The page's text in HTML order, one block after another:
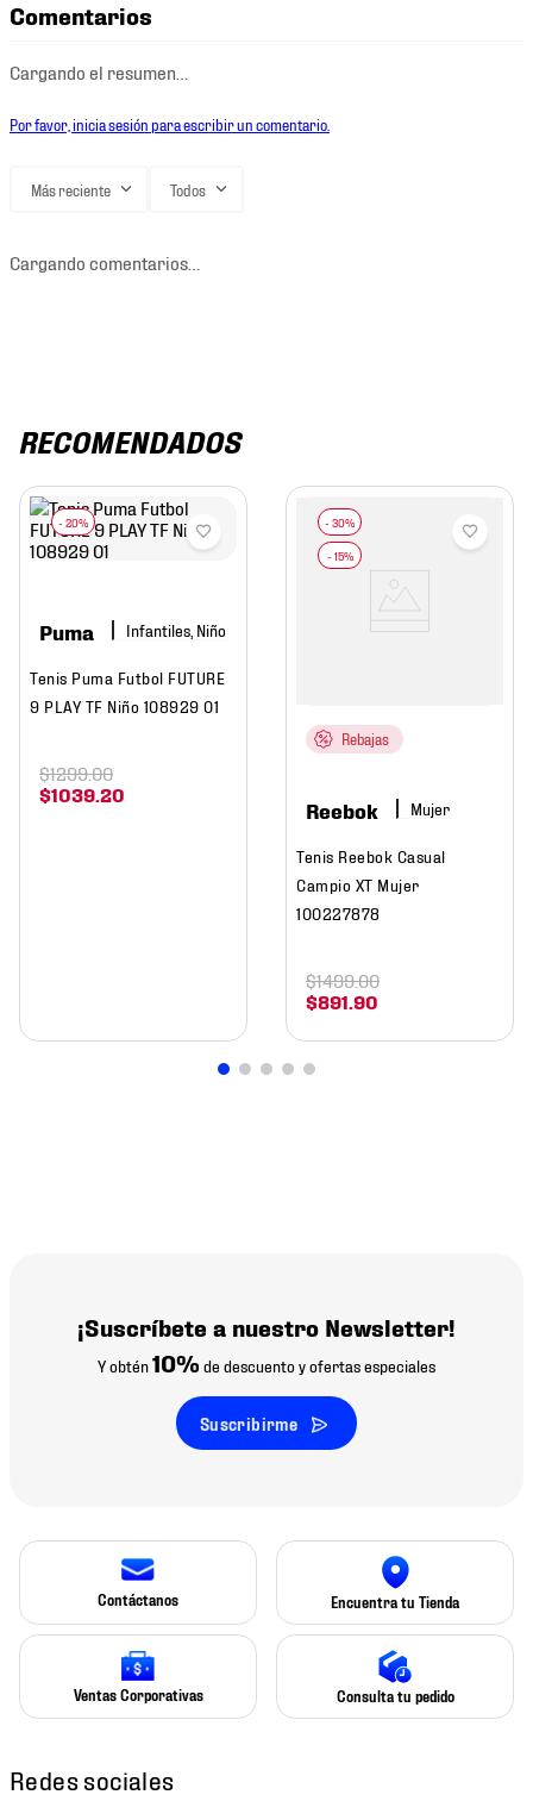
Comentarios
Cargando el resumen…
Por favor, inicia sesión para escribir un comentario.
Más reciente Todos
Cargando comentarios…
RECOMENDADOS
Puma Infantiles, Niño
Tenis Puma Futbol FUTURE
9 PLAY TF Niño 108929 01
$1039.20
$1299.00
Rebajas
Reebok Mujer
Tenis Reebok Casual
Campio XT Mujer
100227878
$891.90
$1499.00
¡Suscríbete a nuestro Newsletter!
Y obtén10% de descuento y ofertas especiales
Suscribirme
Contáctanos Encuentra tu Tienda
Ventas Corporativas Consulta tu pedido
Redes sociales